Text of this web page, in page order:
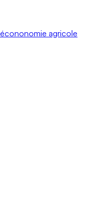
agricole